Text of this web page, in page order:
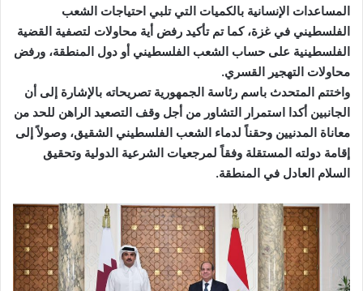
المساعدات الإنسانية بالكميات التي تلبي احتياجات الشعب
الفلسطيني في غزة، كما تم تأكيد رفض أية محاولات لتصفية القضية
الفلسطينية على حساب الشعب الفلسطيني أو دول المنطقة، ورفض
محاولات التهجير القسري.
واختتم المتحدث باسم رئاسة الجمهورية تصريحاته بالإشارة إلى أن
الجانبين أكدا استمرار التشاور من أجل وقف التصعيد الراهن للحد من
معاناة المدنيين وحقناً لدماء الشعب الفلسطيني الشقيق، وصولاً إلى
إقامة دولته المستقلة وفقاً لمرجعيات الشرعية الدولية وتحقيق
السلام العادل في المنطقة.